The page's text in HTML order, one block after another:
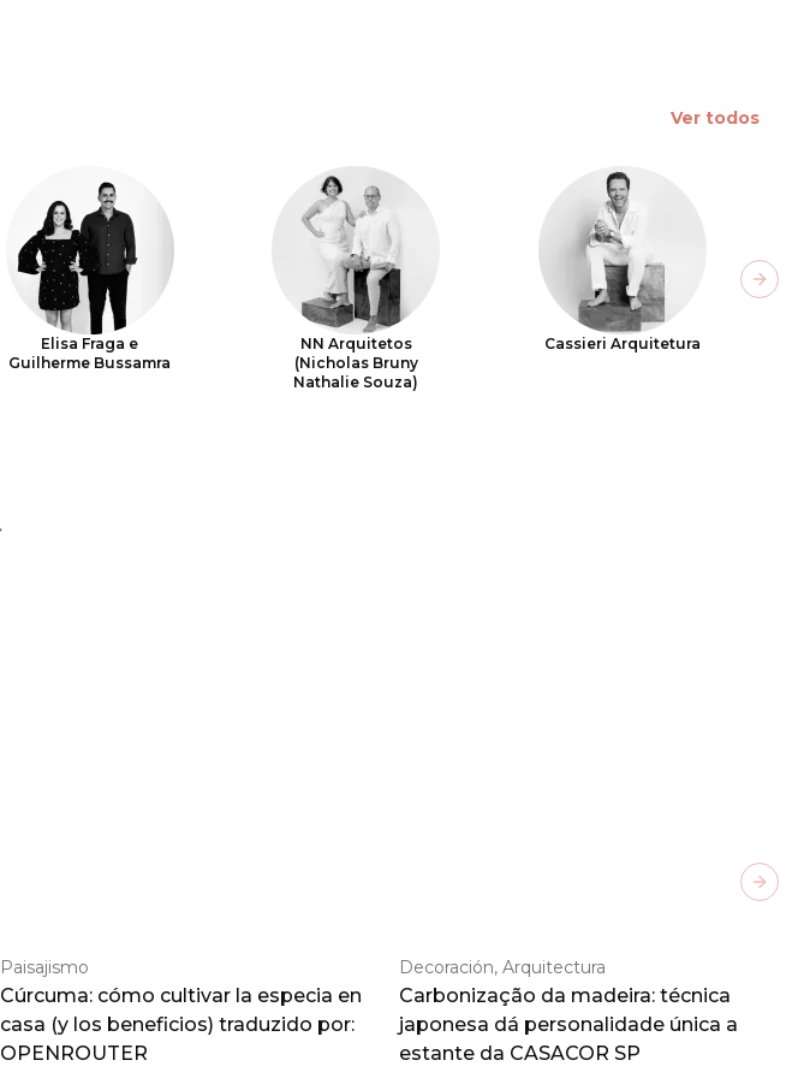
Ver todos
Elisa Fraga e
Guilherme Bussamra
NN Arquitetos
(Nicholas Bruny
Nathalie Souza)
Cassieri Arquitetura
Paisajismo
Cúrcuma: cómo cultivar la especia en
casa (y los beneficios) traduzido por:
OPENROUTER
Decoración, Arquitectura
Carbonização da madeira: técnica
japonesa dá personalidade única a
estante da CASACOR SP